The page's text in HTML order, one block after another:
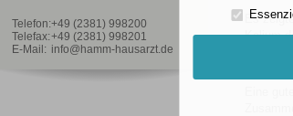
Telefon:+49 (2381) 998200
Telefax:+49 (2381) 998201
E-Mail: info@hamm-hausarzt.de
Es
Kalium
Eine